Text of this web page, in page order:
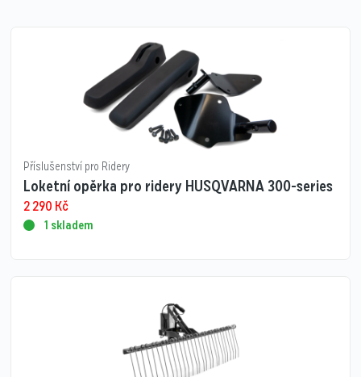
Příslušenství pro Ridery
Loketní opěrka pro ridery HUSQVARNA 300-series
2 290 Kč
1 skladem